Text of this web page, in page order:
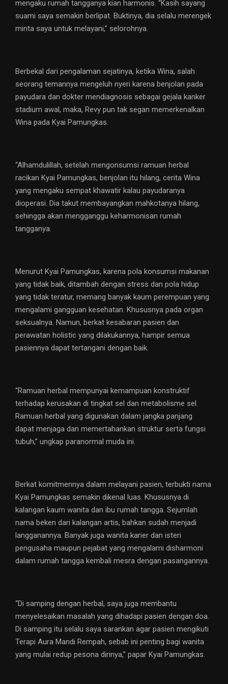
mengaku rumah tangganya kian harmonis. “Kasih sayang
suami saya semakin berlipat. Buktinya, dia selalu merengek
minta saya untuk melayani,” selorohnya.
Berbekal dari pengalaman sejatinya, ketika Wina, salah
seorang temannya mengeluh nyeri karena benjolan pada
payudara dan dokter mendiagnosis sebagai gejala kanker
stadium awal, maka, Revy pun tak segan memerkenalkan
Wina pada Kyai Pamungkas.
“Alhamdulillah, setelah mengonsumsi ramuan herbal
racikan Kyai Pamungkas, benjolan itu hilang, cerita Wina
yang mengaku sempat khawatir kalau payudaranya
dioperasi. Dia takut membayangkan mahkotanya hilang,
sehingga akan mengganggu keharmonisan rumah
tangganya.
Menurut Kyai Pamungkas, karena pola konsumsi makanan
yang tidak baik, ditambah dengan stress dan pola hidup
yang tidak teratur, memang banyak kaum perempuan yang
mengalami gangguan kesehatan. Khususnya pada organ
seksualnya. Namun, berkat kesabaran pasien dan
perawatan holistic yang dilakukannya, hampir semua
pasiennya dapat tertangani dengan baik.
“Ramuan herbal mempunyai kemampuan konstruktif
terhadap kerusakan di tingkat sel dan metabolisme sel.
Ramuan herbal yang digunakan dalam jangka panjang
dapat menjaga dan memertahankan struktur serta fungsi
tubuh,” ungkap paranormal muda ini.
Berkat komitmennya dalam melayani pasien, terbukti nama
Kyai Pamungkas semakin dikenal luas. Khususnya di
kalangan kaum wanita dan ibu rumah tangga. Sejumlah
nama beken dari kalangan artis, bahkan sudah menjadi
langganannya. Banyak juga wanita karier dan isteri
pengusaha maupun pejabat yang mengalami disharmoni
dalam rumah tangga kembali mesra dengan pasangannya.
“Di samping dengan herbal, saya juga membantu
menyelesaikan masalah yang dihadapi pasien dengan doa.
Di samping itu selalu saya sarankan agar pasien mengikuti
Terapi Aura Mandi Rempah, sebab ini penting bagi wanita
yang mulai redup pesona dirinya,” papar Kyai Pamungkas.